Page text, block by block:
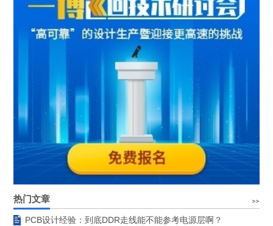
热门文章
PCB设计经验：到底DDR走线能不能参考电源层啊？